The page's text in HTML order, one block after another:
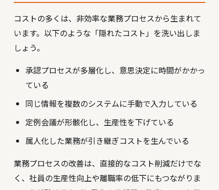
コストの多くは、非効率な業務プロセスから生まれて
います。以下のような「隠れたコスト」を洗い出しま
しょう。
承認プロセスが多層化し、意思決定に時間がかかっ
ている
同じ情報を複数のシステムに手動で入力している
定例会議が形骸化し、生産性を下げている
属人化した業務が引き継ぎコストを生んでいる
業務プロセスの改善は、直接的なコスト削減だけでな
く、社員の生産性向上や離職率の低下にもつながりま